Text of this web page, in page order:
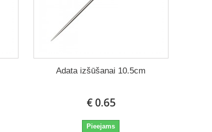
Adata izšūšanai 10.5cm
€ 0.65
Pieejams